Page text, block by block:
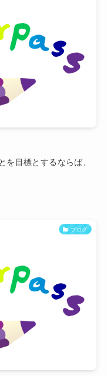
目標とするならば、
ブログ